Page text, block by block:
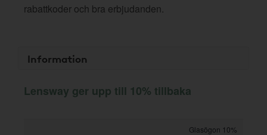
rabattkoder och bra erbjudanden.
Information
Lensway ger upp till 10% tillbaka
Glasögon 10%